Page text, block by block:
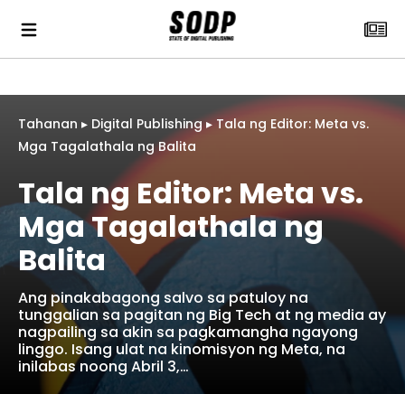
Tahanan ▸ Digital Publishing▸ Tala ng Editor: Meta vs.
Mga Tagalathala ng Balita
Tala ng Editor: Meta vs.
Mga Tagalathala ng
Balita
Ang pinakabagong salvo sa patuloy na
tunggalian sa pagitan ng Big Tech at ng media ay
nagpailing sa akin sa pagkamangha ngayong
linggo. Isang ulat na kinomisyon ng Meta, na
inilabas noong Abril 3,…